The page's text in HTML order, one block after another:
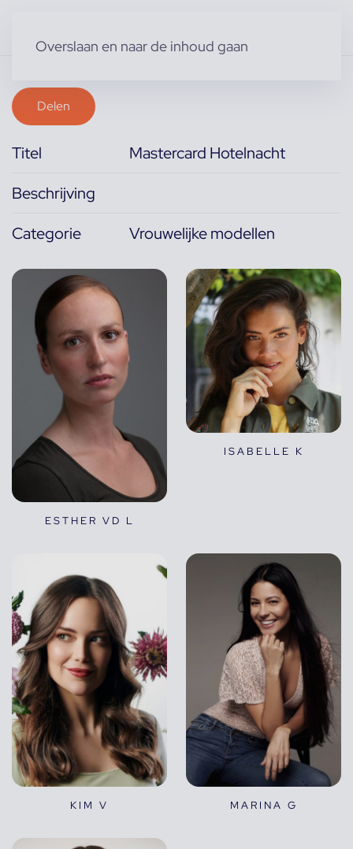
Overslaan en naar de inhoud gaan
Delen
Titel
Mastercard Hotelnacht
Beschrijving
Categorie
Vrouwelijke modellen
ESTHER VD L
ISABELLE K
KIM V MARINA G